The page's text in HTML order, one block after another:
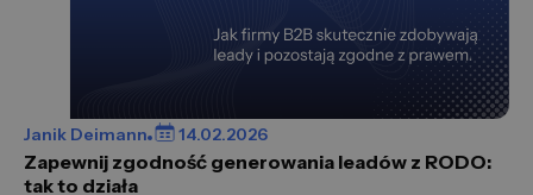
Janik Deimann 14.02.2026
Zapewnij zgodność generowania leadów z RODO:
tak to działa